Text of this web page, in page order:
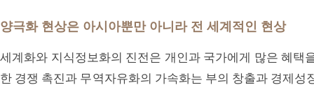
양극화 현상은 아시아뿐만 아니라 전 세계적인 현상
세계화와 지식정보화의 진전은 개인과 국가에게 많은 혜택
한 경쟁 촉진과 무역자유화의 가속화는 부의 창출과 경제성